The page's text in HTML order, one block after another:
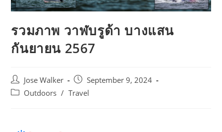
รวมภาพ วาฬบรูด้า บางแสน
กันยายน 2567
Jose Walker
September 9, 2024
Outdoors / Travel